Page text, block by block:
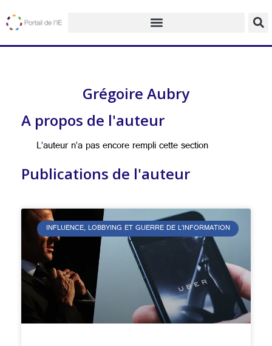
Grégoire Aubry
A propos de l'auteur
L’auteur n’a pas encore rempli cette section
Publications de l'auteur
INFLUENCE, LOBBYING ET GUERRE DE L’INFORMATION